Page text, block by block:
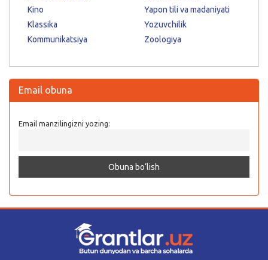
Kino
Klassika
Kommunikatsiya
Yapon tili va madaniyati
Yozuvchilik
Zoologiya
Email obuna
Email manzilingizni yozing: